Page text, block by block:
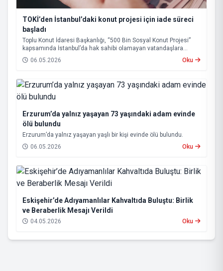
TOKİ’den İstanbul’daki konut projesi için iade süreci
başladı
Toplu Konut İdaresi Başkanlığı, “500 Bin Sosyal Konut Projesi”
kapsamında İstanbul’da hak sahibi olamayan vatandaşlara
başvuru bedellerinin iadesine başlandığını açıkladı.
06.05.2026 Oku
Erzurum’da yalnız yaşayan 73 yaşındaki adam evinde
ölü bulundu
Erzurum’da yalnız yaşayan yaşlı bir kişi evinde ölü bulundu.
06.05.2026
Oku
Eskişehir’de Adıyamanlılar Kahvaltıda Buluştu: Birlik
ve Beraberlik Mesajı Verildi
04.05.2026 Oku